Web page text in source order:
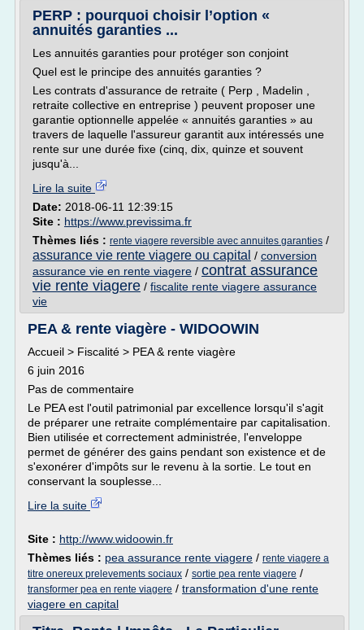
PERP : pourquoi choisir l’option «
annuités garanties ...
Les annuités garanties pour protéger son conjoint
Quel est le principe des annuités garanties ?
Les contrats d'assurance de retraite ( Perp , Madelin ,
retraite collective en entreprise ) peuvent proposer une
garantie optionnelle appelée « annuités garanties » au
travers de laquelle l'assureur garantit aux intéressés une
rente sur une durée fixe (cinq, dix, quinze et souvent
jusqu'à...
Lire la suite
Date: 2018-06-11 12:39:15
Site : https://www.previssima.fr
Thèmes liés : rente viagere reversible avec annuites garanties /
assurance vie rente viagere ou capital / conversion
assurance vie en rente viagere / contrat assurance
vie rente viagere / fiscalite rente viagere assurance
vie
PEA & rente viagère - WIDOOWIN
Accueil > Fiscalité > PEA & rente viagère
6 juin 2016
Pas de commentaire
Le PEA est l'outil patrimonial par excellence lorsqu'il s'agit
de préparer une retraite complémentaire par capitalisation.
Bien utilisée et correctement administrée, l'enveloppe
permet de générer des gains pendant son existence et de
s'exonérer d'impôts sur le revenu à la sortie. Le tout en
conservant la souplesse...
Lire la suite
Site : http://www.widoowin.fr
Thèmes liés : pea assurance rente viagere / rente viagere a
titre onereux prelevements sociaux / sortie pea rente viagere /
transformer pea en rente viagere / transformation d'une rente
viagere en capital